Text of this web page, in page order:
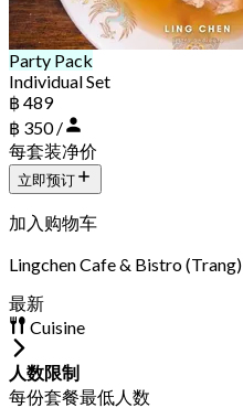
Party Pack
Individual Set
฿ 489
฿ 350 /
每套装净价
立即预订
加入购物车
Lingchen Cafe & Bistro (Trang)
最新
Cuisine
人数限制
每份套餐最低人数